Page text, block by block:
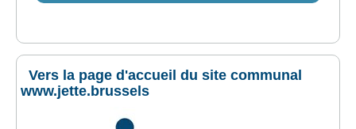
Vers la page d'accueil du site communal
www.jette.brussels